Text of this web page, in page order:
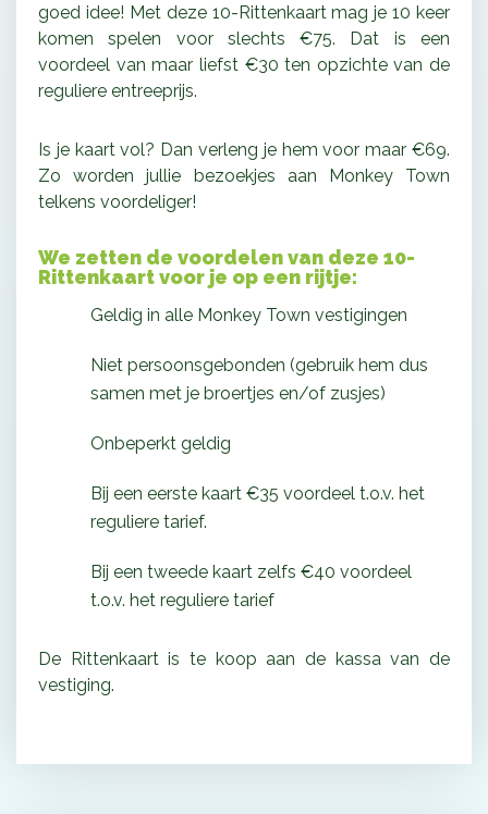
goed idee! Met deze 10-Rittenkaart mag je 10 keer
komen spelen voor slechts €75. Dat is een
voordeel van maar liefst €30 ten opzichte van de
reguliere entreeprijs.
Is je kaart vol? Dan verleng je hem voor maar €69.
Zo worden jullie bezoekjes aan Monkey Town
telkens voordeliger!
We zetten de voordelen van deze 10-
Rittenkaart voor je op een rijtje:
Geldig in alle Monkey Town vestigingen
Niet persoonsgebonden (gebruik hem dus
samen met je broertjes en/of zusjes)
Onbeperkt geldig
Bij een eerste kaart €35 voordeel t.o.v. het
reguliere tarief.
Bij een tweede kaart zelfs €40 voordeel
t.o.v. het reguliere tarief
De Rittenkaart is te koop aan de kassa van de
vestiging.